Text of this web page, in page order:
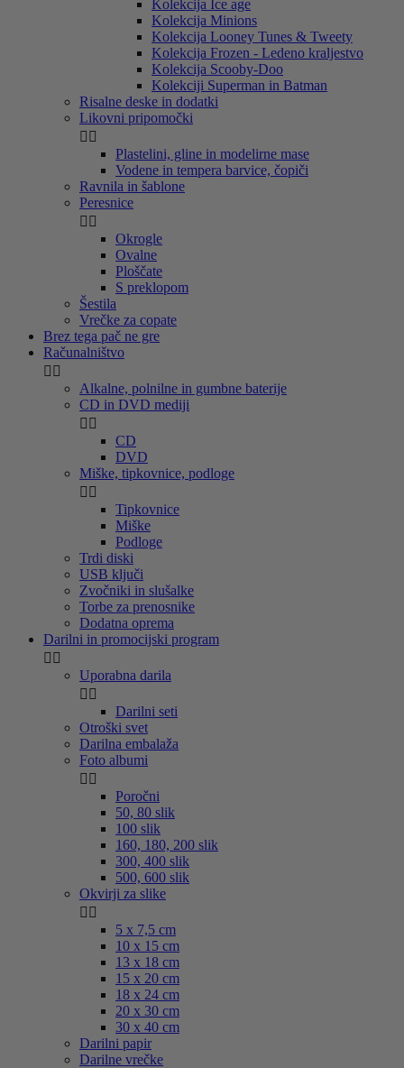
Kolekcija Ice age
Kolekcija Minions
Kolekcija Looney Tunes & Tweety
Kolekcija Frozen - Ledeno kraljestvo
Kolekcija Scooby-Doo
Kolekciji Superman in Batman
Risalne deske in dodatki
Likovni pripomočki
 
Plastelini, gline in modelirne mase
Vodene in tempera barvice, čopiči
Ravnila in šablone
Peresnice
 
Okrogle
Ovalne
Ploščate
S preklopom
Šestila
Vrečke za copate
Brez tega pač ne gre
Računalništvo
 
Alkalne, polnilne in gumbne baterije
CD in DVD mediji
 
CD
DVD
Miške, tipkovnice, podloge
 
Tipkovnice
Miške
Podloge
Trdi diski
USB ključi
Zvočniki in slušalke
Torbe za prenosnike
Dodatna oprema
Darilni in promocijski program
 
Uporabna darila
 
Darilni seti
Otroški svet
Darilna embalaža
Foto albumi
 
Poročni
50, 80 slik
100 slik
160, 180, 200 slik
300, 400 slik
500, 600 slik
Okvirji za slike
 
5 x 7,5 cm
10 x 15 cm
13 x 18 cm
15 x 20 cm
18 x 24 cm
20 x 30 cm
30 x 40 cm
Darilni papir
Darilne vrečke